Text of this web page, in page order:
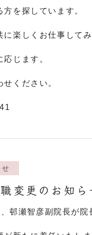
を探しています。
に楽しくお仕事して
じます。
ください。
せ
変更のお知ら
邨瀬智彦副院長が院